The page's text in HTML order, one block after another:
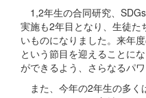
1,2年生の合同研究、
実施も2年目となり、生徒た
いものになりました。来年
という節目を迎えることに
ができるよう、さらなるパ
また、今年の2年生の多く